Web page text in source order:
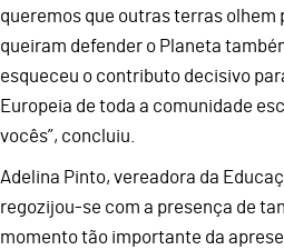
queremos que outras terras olhem
queiram defender o Planeta
esqueceu o contributo decisivo
Europeia de toda a comunidade
vocês”, concluiu.
Adelina Pinto, vereadora da
regozijou-se com a presença de
momento tão importante da